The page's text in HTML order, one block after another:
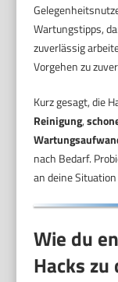
Wartungstipps,
zuverlässig
Vorgehen zu
Kurz gesagt, die
Reinigung,
nach Bedarf.
an deine
Wie du
Hacks zu